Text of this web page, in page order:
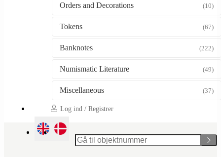
Orders and Decorations (10)
Tokens (67)
Banknotes (222)
Numismatic Literature (49)
Miscellaneous (37)
Log ind / Registrer